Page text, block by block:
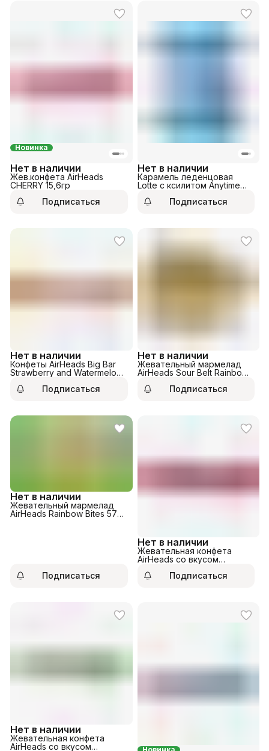
Новинка
Нет в наличии
Жев.конфета AirHeads
CHERRY 15,6гр
Подписаться
Нет в наличии
Карамель леденцовая
Lotte с ксилитом Anytime
Подписаться
Нет в наличии
Конфеты AirHeads Big Bar
Strawberry and Watermelon
Подписаться
Нет в наличии
Жевательный мармелад
AirHeads Sour Belt Rainbow
Подписаться
Нет в наличии
Жевательный мармелад
AirHeads Rainbow Bites 57
Подписаться
Нет в наличии
Жевательная конфета
AirHeads со вкусом
Подписаться
Нет в наличии
Жевательная конфета
AirHeads со вкусом